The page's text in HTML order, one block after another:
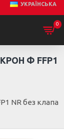
УКРАЇНСЬКА
0
NR без клапа
Ф FFP1